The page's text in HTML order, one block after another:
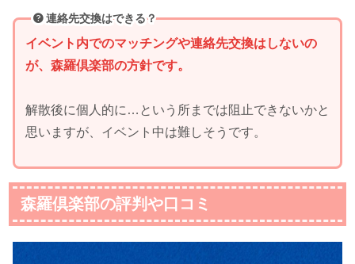
連絡先交換はできる？
イベント内でのマッチングや連絡先交換はしないの
が、森羅倶楽部の方針です。
解散後に個人的に…という所までは阻止できないかと
思いますが、イベント中は難しそうです。
森羅倶楽部の評判や口コミ